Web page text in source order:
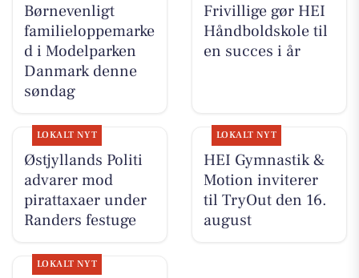
Børnevenligt
familieloppemarke
d i Modelparken
Danmark denne
søndag
Frivillige gør HEI
Håndboldskole til
en succes i år
LOKALT NYT
Østjyllands Politi
advarer mod
pirattaxaer under
Randers festuge
LOKALT NYT
HEI Gymnastik &
Motion inviterer
til TryOut den 16.
august
LOKALT NYT